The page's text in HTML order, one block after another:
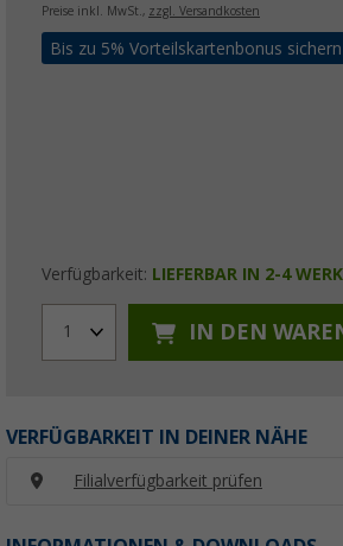
Preise inkl. MwSt., zzgl. Versandkosten
Bis zu 5% Vorteilskartenbonus sichern
Verfügbarkeit: LIEFERBAR IN 2-4
1 IN DEN
VERFÜGBARKEIT IN DEINER NÄHE
Filialverfügbarkeit prüfen